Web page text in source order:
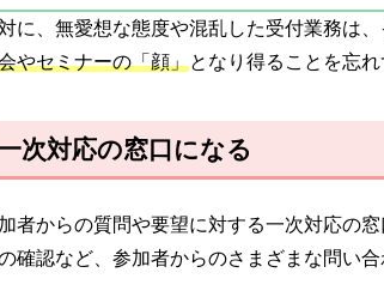
に、無愛想な態度や混乱した受付業務は
やセミナーの「顔」となり得ることを忘
次対応の窓口になる
者からの質問や要望に対する一次対応の
確認など、参加者からのさまざまな問い